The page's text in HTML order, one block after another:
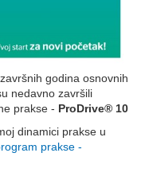
godina osnovnih
nedavno završili
prakse - ProDrive® 10
dinamici prakse u
prakse -